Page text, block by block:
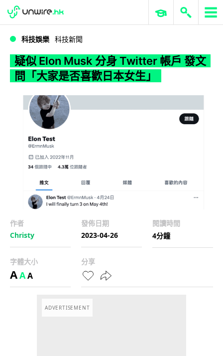
WWDC 2026 ERP 與商業 AI
科技娛樂 科技新聞
疑似 Elon Musk 分身 Twitter 帳戶 發文
問「大家是否喜歡日本女生」
作者
Christy
發佈日期
2023-04-26
閱讀時間
4分鐘
字體大小
AAA
分享
ADVERTISEMENT